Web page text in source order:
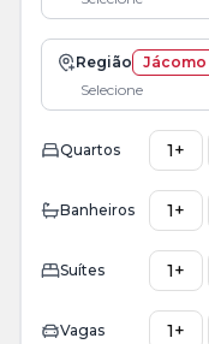
Região
Selecione
Quartos 1+
Banheiros 1+
Suítes 1+
Vagas 1+